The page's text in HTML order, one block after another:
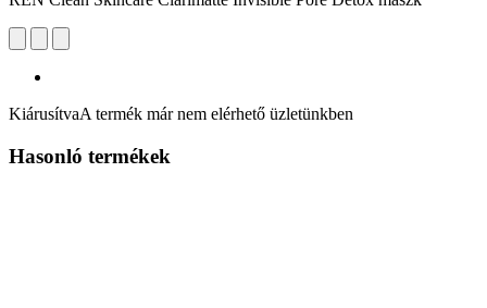
KiárusítvaA termék már nem elérhető üzletünkben
Hasonló termékek